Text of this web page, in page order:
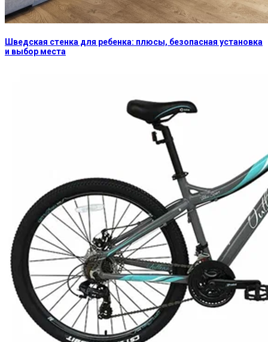
Шведская стенка для ребенка: плюсы, безопасная установка
и выбор места